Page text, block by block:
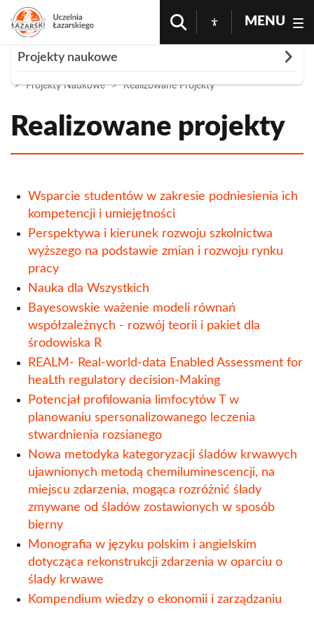
MENU
Projekty Naukowe
Realizowane Projekty
Realizowane projekty
Wsparcie studentów w zakresie podniesienia ich
kompetencji i umiejętności
Perspektywa i kierunek rozwoju szkolnictwa
wyższego na podstawie zmian i rozwoju rynku
pracy
Nauka dla Wszystkich
Bayesowskie ważenie modeli równań
współzależnych - rozwój teorii i pakiet dla
środowiska R
REALM- Real-world-data Enabled Assessment for
heaLth regulatory decision-Making
Potencjał profilowania limfocytów T w
planowaniu spersonalizowanego leczenia
stwardnienia rozsianego
Nowa metodyka kategoryzacji śladów krwawych
ujawnionych metodą chemiluminescencji, na
miejscu zdarzenia, mogąca rozróżnić ślady
zmywane od śladów zostawionych w sposób
bierny
Monografia w języku polskim i angielskim
dotycząca rekonstrukcji zdarzenia w oparciu o
ślady krwawe
Kompendium wiedzy o ekonomii i zarządzaniu
Projekty naukowe
Rozwiń
O nas
Realizowane projekty
Kompendium wiedzy o ekonomii i zarządzaniu
Konferencja - Umowa o kredyt „frankowy”, a
restrukturyzacja i upadłość kredytodawcy i
kredytobiorcy
Konferencja międzynarodowa Społeczne i
ekonomiczne aspekty restrukturyzacji
pozasądowej
Monografia w języku polskim i angielskim
dotycząca rekonstrukcji zdarzenia w oparciu o
ślady krwawe
Nowa metodyka kategoryzacji śladów
krwawych ujawnionych metodą
chemiluminescencji, na miejscu zdarzenia,
mogąca rozróżnić ślady zmywane od śladów
zostawionych w sposób bierny
Potencjał profilowania limfocytów T w
planowaniu spersonalizowanego leczenia
stwardnienia rozsianego
REALM- Real-world-data Enabled Assessment
for heaLth regulatory decision-Making